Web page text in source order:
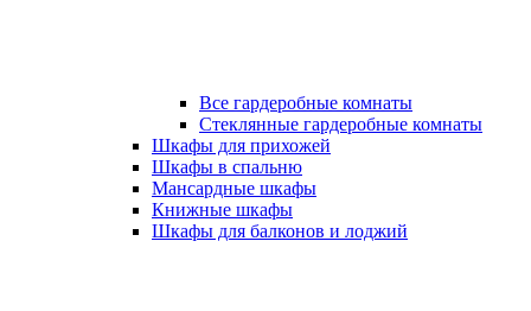
Все гардеробные комнаты
Стеклянные гардеробные комнаты
Шкафы для прихожей
Шкафы в спальню
Мансардные шкафы
Книжные шкафы
Шкафы для балконов и лоджий